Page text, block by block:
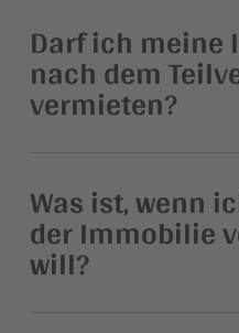
Darf ich
nach dem
vermieten?
Was ist, wenn
der Immobilie
will?